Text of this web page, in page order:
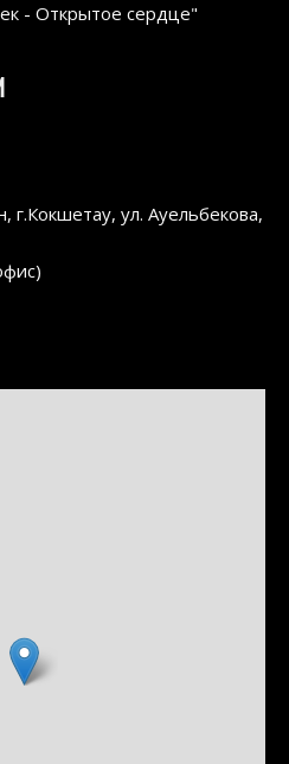
- Открытое сердце"
г.Кокшетау, ул. Ауельбекова,